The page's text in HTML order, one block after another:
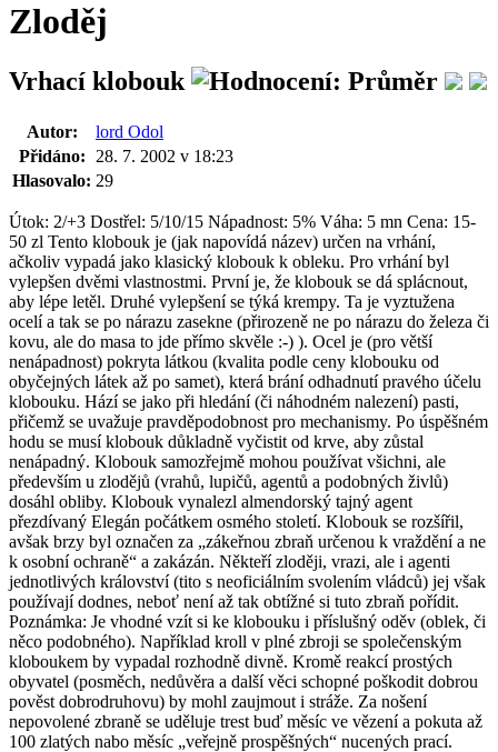
Zloděj
Vrhací klobouk
Autor:
lord Odol
Přidáno:
28. 7. 2002 v 18:23
Hlasovalo: 29
Útok: 2/+3 Dostřel: 5/10/15 Nápadnost: 5% Váha: 5 mn Cena: 15-
50 zl Tento klobouk je (jak napovídá název) určen na vrhání,
ačkoliv vypadá jako klasický klobouk k obleku. Pro vrhání byl
vylepšen dvěmi vlastnostmi. První je, že klobouk se dá splácnout,
aby lépe letěl. Druhé vylepšení se týká krempy. Ta je vyztužena
ocelí a tak se po nárazu zasekne (přirozeně ne po nárazu do železa či
kovu, ale do masa to jde přímo skvěle :-) ). Ocel je (pro větší
nenápadnost) pokryta látkou (kvalita podle ceny klobouku od
obyčejných látek až po samet), která brání odhadnutí pravého účelu
klobouku. Hází se jako při hledání (či náhodném nalezení) pasti,
přičemž se uvažuje pravděpodobnost pro mechanismy. Po úspěšném
hodu se musí klobouk důkladně vyčistit od krve, aby zůstal
nenápadný. Klobouk samozřejmě mohou používat všichni, ale
především u zlodějů (vrahů, lupičů, agentů a podobných živlů)
dosáhl obliby. Klobouk vynalezl almendorský tajný agent
přezdívaný Elegán počátkem osmého století. Klobouk se rozšířil,
avšak brzy byl označen za „zákeřnou zbraň určenou k vraždění a ne
k osobní ochraně“ a zakázán. Někteří zloději, vrazi, ale i agenti
jednotlivých království (tito s neoficiálním svolením vládců) jej však
používají dodnes, neboť není až tak obtížné si tuto zbraň pořídit.
Poznámka: Je vhodné vzít si ke klobouku i příslušný oděv (oblek, či
něco podobného). Například kroll v plné zbroji se společenským
kloboukem by vypadal rozhodně divně. Kromě reakcí prostých
obyvatel (posměch, nedůvěra a další věci schopné poškodit dobrou
pověst dobrodruhovu) by mohl zaujmout i stráže. Za nošení
nepovolené zbraně se uděluje trest buď měsíc ve vězení a pokuta až
100 zlatých nabo měsíc „veřejně prospěšných“ nucených prací.